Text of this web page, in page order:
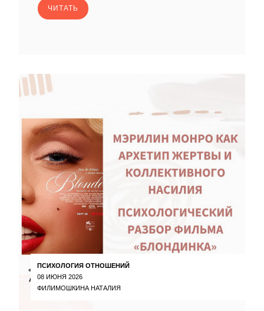
ЧИТАТЬ
ПСИХОЛОГИЯ ОТНОШЕНИЙ
08 ИЮНЯ 2026
ФИЛИМОШКИНА НАТАЛИЯ